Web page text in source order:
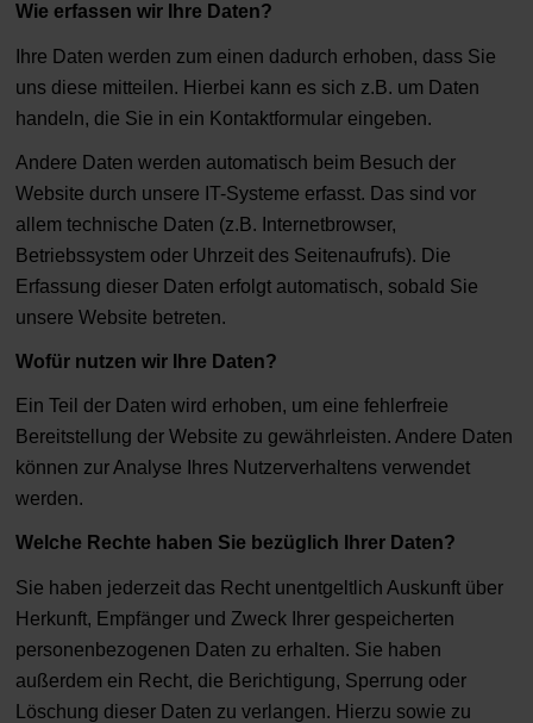
Wie erfassen wir Ihre Daten?
Ihre Daten werden zum einen dadurch erhoben, dass Sie
uns diese mitteilen. Hierbei kann es sich z.B. um Daten
handeln, die Sie in ein Kontaktformular eingeben.
Andere Daten werden automatisch beim Besuch der
Website durch unsere IT-Systeme erfasst. Das sind vor
allem technische Daten (z.B. Internetbrowser,
Betriebssystem oder Uhrzeit des Seitenaufrufs). Die
Erfassung dieser Daten erfolgt automatisch, sobald Sie
unsere Website betreten.
Wofür nutzen wir Ihre Daten?
Ein Teil der Daten wird erhoben, um eine fehlerfreie
Bereitstellung der Website zu gewährleisten. Andere Daten
können zur Analyse Ihres Nutzerverhaltens verwendet
werden.
Welche Rechte haben Sie bezüglich Ihrer Daten?
Sie haben jederzeit das Recht unentgeltlich Auskunft über
Herkunft, Empfänger und Zweck Ihrer gespeicherten
personenbezogenen Daten zu erhalten. Sie haben
außerdem ein Recht, die Berichtigung, Sperrung oder
Löschung dieser Daten zu verlangen. Hierzu sowie zu